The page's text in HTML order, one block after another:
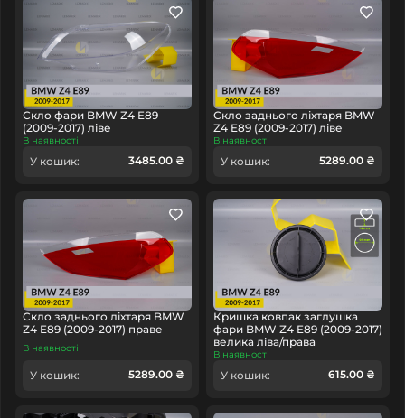
Скло фари BMW Z4 E89
(2009-2017) ліве
В наявності
У кошик: 3485.00 ₴
Скло заднього ліхтаря BMW
Z4 E89 (2009-2017) ліве
В наявності
У кошик: 5289.00 ₴
Скло заднього ліхтаря BMW
Z4 E89 (2009-2017) праве
В наявності
У кошик: 5289.00 ₴
Кришка ковпак заглушка
фари BMW Z4 E89 (2009-2017)
велика ліва/права
В наявності
У кошик: 615.00 ₴